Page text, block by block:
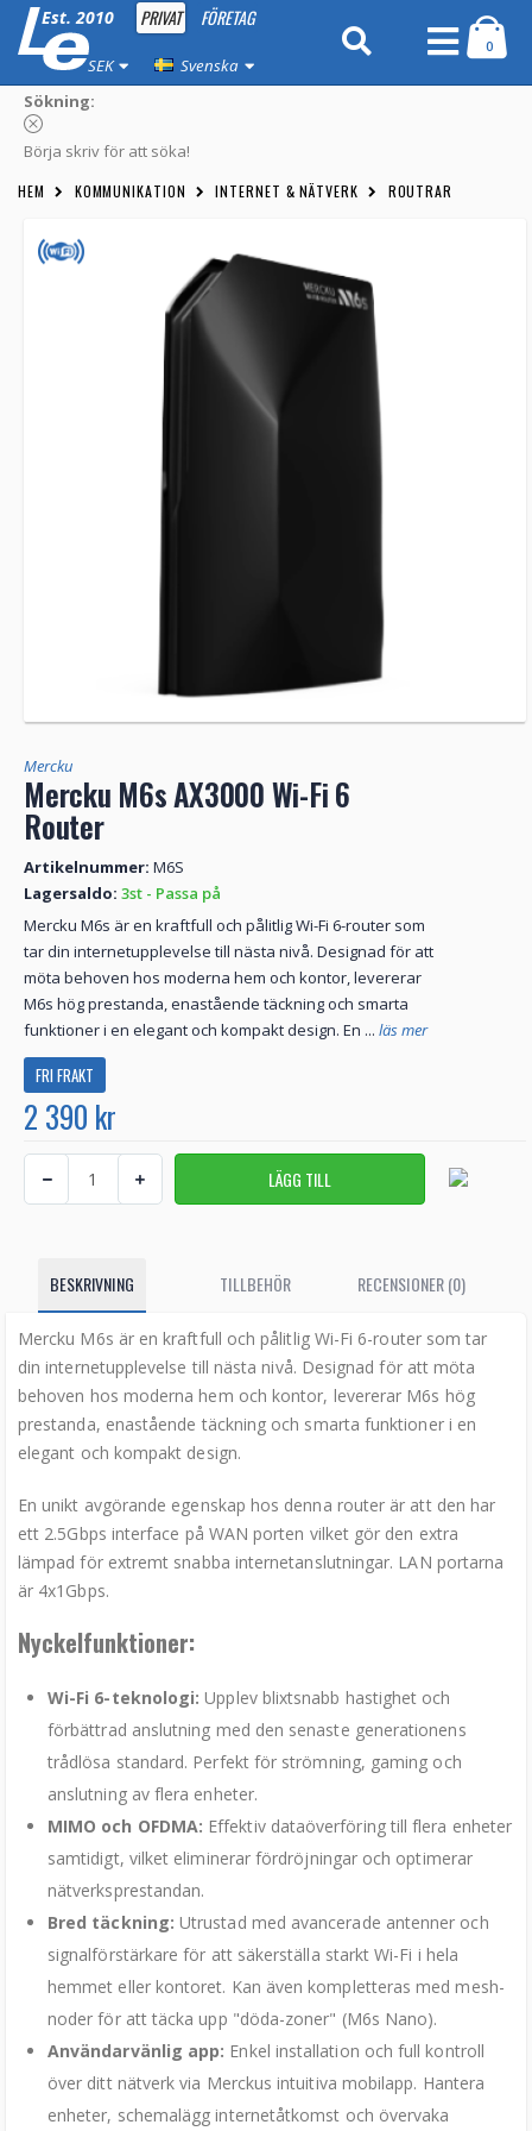
Est. 2010 PRIVAT FÖRETAG
SEK Svenska
0
Sökning:
Börja skriv för att söka!
HEM KOMMUNIKATION INTERNET & NÄTVERK ROUTRAR
Mercku
Mercku M6s AX3000 Wi-Fi 6
Router
Artikelnummer: M6S
Lagersaldo: 3st - Passa på
Mercku M6s är en kraftfull och pålitlig Wi-Fi 6-router som
tar din internetupplevelse till nästa nivå. Designad för att
möta behoven hos moderna hem och kontor, levererar
M6s hög prestanda, enastående täckning och smarta
funktioner i en elegant och kompakt design. En ... läs mer
FRI FRAKT
2 390 kr
BESKRIVNING TILLBEHÖR RECENSIONER (0)
Mercku M6s är en kraftfull och pålitlig Wi-Fi 6-router som tar
din internetupplevelse till nästa nivå. Designad för att möta
behoven hos moderna hem och kontor, levererar M6s hög
prestanda, enastående täckning och smarta funktioner i en
elegant och kompakt design.
En unikt avgörande egenskap hos denna router är att den har
ett 2.5Gbps interface på WAN porten vilket gör den extra
lämpad för extremt snabba internetanslutningar. LAN portarna
är 4x1Gbps.
Nyckelfunktioner:
Wi-Fi 6-teknologi: Upplev blixtsnabb hastighet och
förbättrad anslutning med den senaste generationens
trådlösa standard. Perfekt för strömning, gaming och
anslutning av flera enheter.
MIMO och OFDMA: Effektiv dataöverföring till flera enheter
samtidigt, vilket eliminerar fördröjningar och optimerar
nätverksprestandan.
Bred täckning: Utrustad med avancerade antenner och
signalförstärkare för att säkerställa starkt Wi-Fi i hela
hemmet eller kontoret. Kan även kompletteras med mesh-
noder för att täcka upp "döda-zoner" (M6s Nano).
Användarvänlig app: Enkel installation och full kontroll
över ditt nätverk via Merckus intuitiva mobilapp. Hantera
enheter, schemalägg internetåtkomst och övervaka